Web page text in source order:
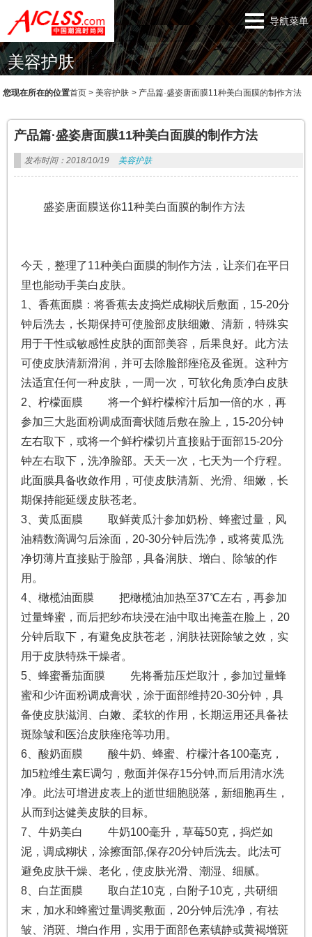
导航菜单
美容护肤
您现在所在的位置首页 >美容护肤 > 产品篇·盛姿唐面膜11种美白面膜的制作方法
产品篇·盛姿唐面膜11种美白面膜的制作方法
发布时间：2018/10/19 美容护肤
盛姿唐面膜送你11种美白面膜的制作方法
今天，整理了11种美白面膜的制作方法，让亲们在平日
里也能动手美白皮肤。
1、香蕉面膜：将香蕉去皮捣烂成糊状后敷面，15-20分
钟后洗去，长期保持可使脸部皮肤细嫩、清新，特殊实
用于干性或敏感性皮肤的面部美容，后果良好。此方法
可使皮肤清新滑润，并可去除脸部痤疮及雀斑。这种方
法适宜任何一种皮肤，一周一次，可软化角质净白皮肤
2、柠檬面膜 将一个鲜柠檬榨汁后加一倍的水，再
参加三大匙面粉调成面膏状随后敷在脸上，15-20分钟
左右取下，或将一个鲜柠檬切片直接贴于面部15-20分
钟左右取下，洗净脸部。天天一次，七天为一个疗程。
此面膜具备收敛作用，可使皮肤清新、光滑、细嫩，长
期保持能延缓皮肤苍老。
3、黄瓜面膜 取鲜黄瓜汁参加奶粉、蜂蜜过量，风
油精数滴调匀后涂面，20-30分钟后洗净，或将黄瓜洗
净切薄片直接贴于脸部，具备润肤、增白、除皱的作
用。
4、橄榄油面膜 把橄榄油加热至37℃左右，再参加
过量蜂蜜，而后把纱布块浸在油中取出掩盖在脸上，20
分钟后取下，有避免皮肤苍老，润肤祛斑除皱之效，实
用于皮肤特殊干燥者。
5、蜂蜜番茄面膜 先将番茄压烂取汁，参加过量蜂
蜜和少许面粉调成膏状，涂于面部维持20-30分钟，具
备使皮肤滋润、白嫩、柔软的作用，长期运用还具备祛
斑除皱和医治皮肤痤疮等功用。
6、酸奶面膜 酸牛奶、蜂蜜、柠檬汁各100毫克，
加5粒维生素E调匀，敷面并保存15分钟,而后用清水洗
净。此法可增进皮表上的逝世细胞脱落，新细胞再生，
从而到达健美皮肤的目标。
7、牛奶美白 牛奶100毫升，草莓50克，捣烂如
泥，调成糊状，涂擦面部,保存20分钟后洗去。此法可
避免皮肤干燥、老化，使皮肤光滑、潮湿、细腻。
8、白芷面膜 取白芷10克，白附子10克，共研细
末，加水和蜂蜜过量调奖敷面，20分钟后洗净，有祛
皱、消斑、增白作用，实用于面部色素镇静或黄褐增斑